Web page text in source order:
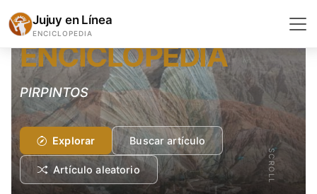
Jujuy en Línea
ENCICLOPEDIA
ENCICLOPEDIA
PIRPINTOS
Explorar Buscar artículo
Artículo aleatorio SCROLL